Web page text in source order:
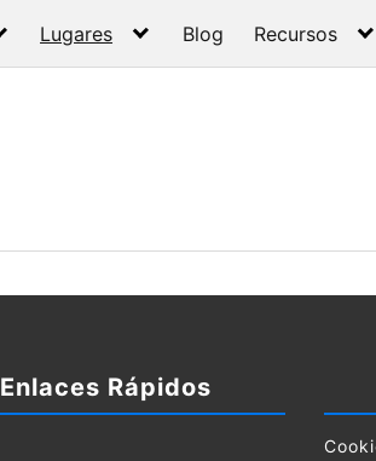
Lugares Blog Recursos
Enlaces Rápidos